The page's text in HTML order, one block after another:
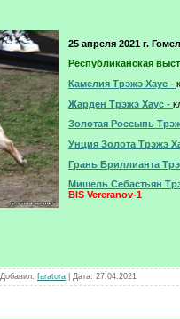
25 апреля 2021 г.
Республиканская
Камелия Трэжэ Хаус -
Жарден Трэжэ Хаус -
Золотая Россыпь
Унция Золота Трэжэ
Грань Бриллианта
Мишель Себастьян
BIS Vereranov-1
Добавил: faratora Дата: 27.04.2021